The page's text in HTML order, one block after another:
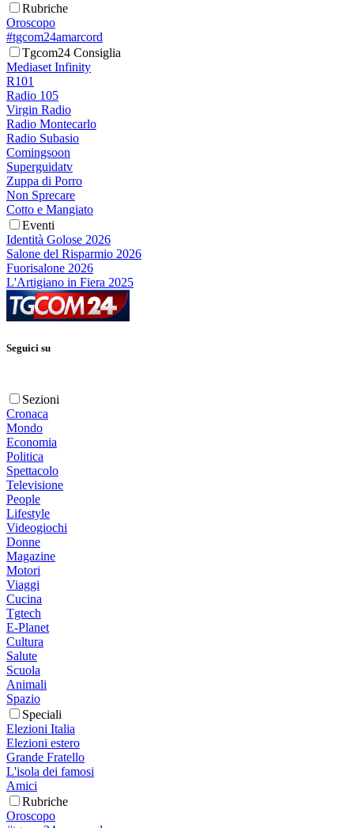
Rubriche
Oroscopo
#tgcom24amarcord
Tgcom24 Consiglia
Mediaset Infinity
R101
Radio 105
Virgin Radio
Radio Montecarlo
Radio Subasio
Comingsoon
Superguidatv
Zuppa di Porro
Non Sprecare
Cotto e Mangiato
Eventi
Identità Golose 2026
Salone del Risparmio 2026
Fuorisalone 2026
L'Artigiano in Fiera 2025
Seguici su
Sezioni
Cronaca
Mondo
Economia
Politica
Spettacolo
Televisione
People
Lifestyle
Videogiochi
Donne
Magazine
Motori
Viaggi
Cucina
Tgtech
E-Planet
Cultura
Salute
Scuola
Animali
Spazio
Speciali
Elezioni Italia
Elezioni estero
Grande Fratello
L'isola dei famosi
Amici
Rubriche
Oroscopo